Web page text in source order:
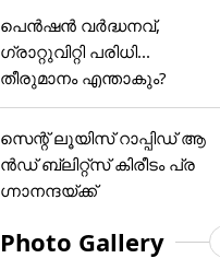
പെൻഷൻ വർദ്ധനവ്,
ഗ്രാറ്റുവിറ്റി പരിധി...
തീരുമാനം എന്താകും?
സെന്റ് ലൂയിസ് റാപ്പിഡ് ആ
ൻഡ് ബ്ലിറ്റ്സ് കിരീടം പ്ര
ഗ്നാനന്ദയ്ക്ക്
Photo Gallery